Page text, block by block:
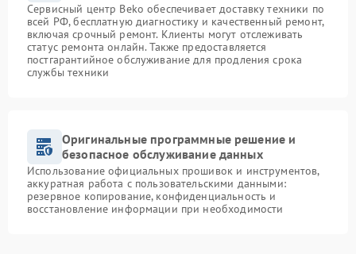
Сервисный центр Beko обеспечивает доставку техники по
всей РФ, бесплатную диагностику и качественный ремонт,
включая срочный ремонт. Клиенты могут отслеживать
статус ремонта онлайн. Также предоставляется
постгарантийное обслуживание для продления срока
службы техники
Оригинальные программные решение и
безопасное обслуживание данных
Использование официальных прошивок и инструментов,
аккуратная работа с пользовательскими данными:
резервное копирование, конфиденциальность и
восстановление информации при необходимости